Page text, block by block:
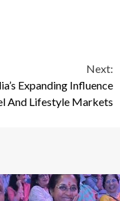
Next:
Expanding Influence
And Lifestyle Markets